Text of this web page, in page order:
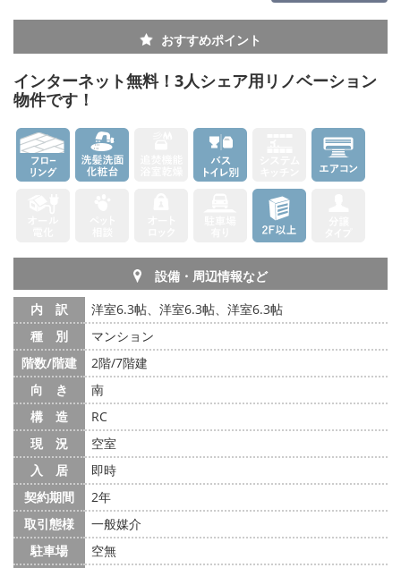
おすすめポイント
インターネット無料！3人シェア用リノベーション
物件です！
設備・周辺情報など
内 訳
洋室6.3帖、洋室6.3帖、洋室6.3帖
種 別
マンション
階数/階建
2階/7階建
向 き
南
構 造
RC
現 況
空室
入 居
即時
契約期間
2年
取引態様
一般媒介
駐車場
空無